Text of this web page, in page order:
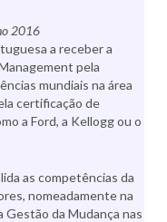
2016
a receber a
pela
mundiais na área
certificação de
a Ford, a Kellogg ou o
as competências da
nomeadamente na
da Mudança nas